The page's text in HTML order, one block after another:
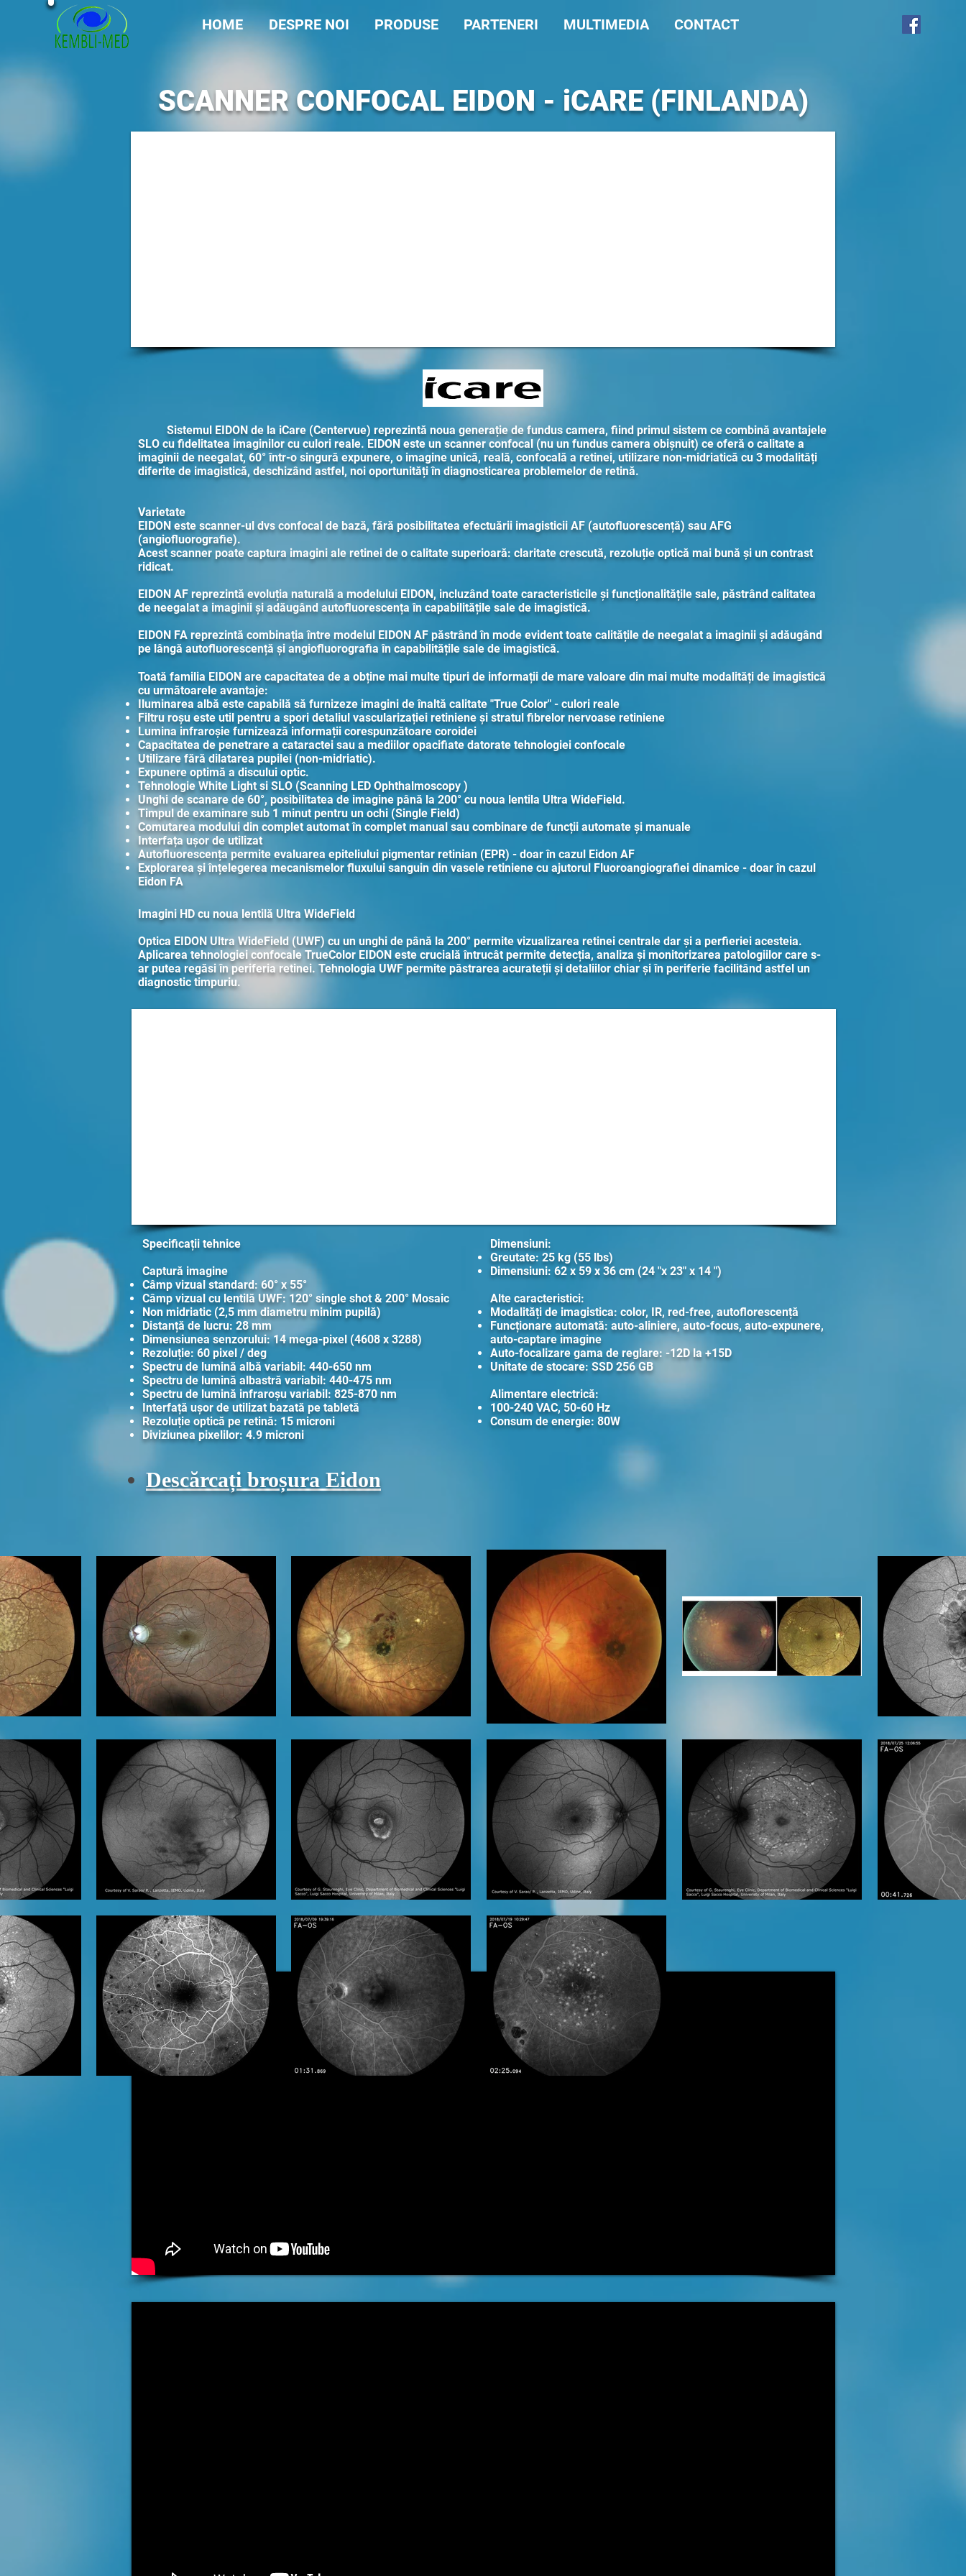
HOME DESPRE NOI PRODUSE PARTENERI MULTIMEDIA CONTACT
SCANNER CONFOCAL EIDON - iCARE (FINLANDA)
Sistemul EIDON de la iCare (Centervue) reprezintă noua generație de fundus camera, fiind primul sistem ce combină avantajele
SLO cu fidelitatea imaginilor cu culori reale. EIDON este un scanner confocal (nu un fundus camera obișnuit) ce oferă o calitate a
imaginii de neegalat, 60° într-o singură expunere, o imagine unică, reală, confocală a retinei, utilizare non-midriatică cu 3 modalități
diferite de imagistică, deschizând astfel, noi oportunități în diagnosticarea problemelor de retină.
Varietate
EIDON este scanner-ul dvs confocal de bază, fără posibilitatea efectuării imagisticii AF (autofluorescență) sau AFG
(angiofluorografie).
Acest scanner poate captura imagini ale retinei de o calitate superioară: claritate crescută, rezoluție optică mai bună și un contrast
ridicat.
EIDON AF reprezintă evoluția naturală a modelului EIDON, incluzând toate caracteristicile și funcționalitățile sale, păstrând calitatea
de neegalat a imaginii și adăugând autofluorescența în capabilitățile sale de imagistică.
EIDON FA reprezintă combinația între modelul EIDON AF păstrând în mode evident toate calitățile de neegalat a imaginii și adăugând
pe lângă autofluorescență și angiofluorografia în capabilitățile sale de imagistică.
Toată familia EIDON are capacitatea de a obține mai multe tipuri de informații de mare valoare din mai multe modalități de imagistică
cu următoarele avantaje:
Iluminarea albă este capabilă să furnizeze imagini de înaltă calitate "True Color" - culori reale
Filtru roșu este util pentru a spori detaliul vascularizației retiniene și stratul fibrelor nervoase retiniene
Lumina infraroșie furnizează informații corespunzătoare coroidei
Capacitatea de penetrare a cataractei sau a mediilor opacifiate datorate tehnologiei confocale
Utilizare fără dilatarea pupilei (non-midriatic).
Expunere optimă a discului optic.
Tehnologie White Light si SLO (Scanning LED Ophthalmoscopy )
Unghi de scanare de 60°, posibilitatea de imagine până la 200° cu noua lentila Ultra WideField.
Timpul de examinare sub 1 minut pentru un ochi (Single Field)
Comutarea modului din complet automat în complet manual sau combinare de funcții automate și manuale
Interfața ușor de utilizat
Autofluorescența permite evaluarea epiteliului pigmentar retinian (EPR) - doar în cazul Eidon AF
Explorarea și înțelegerea mecanismelor fluxului sanguin din vasele retiniene cu ajutorul Fluoroangiografiei dinamice - doar în cazul
Eidon FA
Imagini HD cu noua lentilă Ultra WideField
Optica EIDON Ultra WideField (UWF) cu un unghi de până la 200° permite vizualizarea retinei centrale dar și a perfieriei acesteia.
Aplicarea tehnologiei confocale TrueColor EIDON este crucială întrucât permite detecția, analiza și monitorizarea patologiilor care s-
ar putea regăsi în periferia retinei. Tehnologia UWF permite păstrarea acurateții și detaliilor chiar și în periferie facilitând astfel un
diagnostic timpuriu.
Specificații tehnice
Captură imagine
Câmp vizual standard: 60° x 55°
Câmp vizual cu lentilă UWF: 120° single shot & 200° Mosaic
Non midriatic (2,5 mm diametru minim pupilă)
Distanță de lucru: 28 mm
Dimensiunea senzorului: 14 mega-pixel (4608 x 3288)
Rezoluție: 60 pixel / deg
Spectru de lumină albă variabil: 440-650 nm
Spectru de lumină albastră variabil: 440-475 nm
Spectru de lumină infraroșu variabil: 825-870 nm
Interfață ușor de utilizat bazată pe tabletă
Rezoluție optică pe retină: 15 microni
Diviziunea pixelilor: 4.9 microni
Dimensiuni:
Greutate: 25 kg (55 lbs)
Dimensiuni: 62 x 59 x 36 cm (24 "x 23" x 14 ")
Alte caracteristici:
Modalități de imagistica: color, IR, red-free, autoflorescență
Funcționare automată: auto-aliniere, auto-focus, auto-expunere,
auto-captare imagine
Auto-focalizare gama de reglare: -12D la +15D
Unitate de stocare: SSD 256 GB
Alimentare electrică:
100-240 VAC, 50-60 Hz
Consum de energie: 80W
Descărcați broșura Eidon